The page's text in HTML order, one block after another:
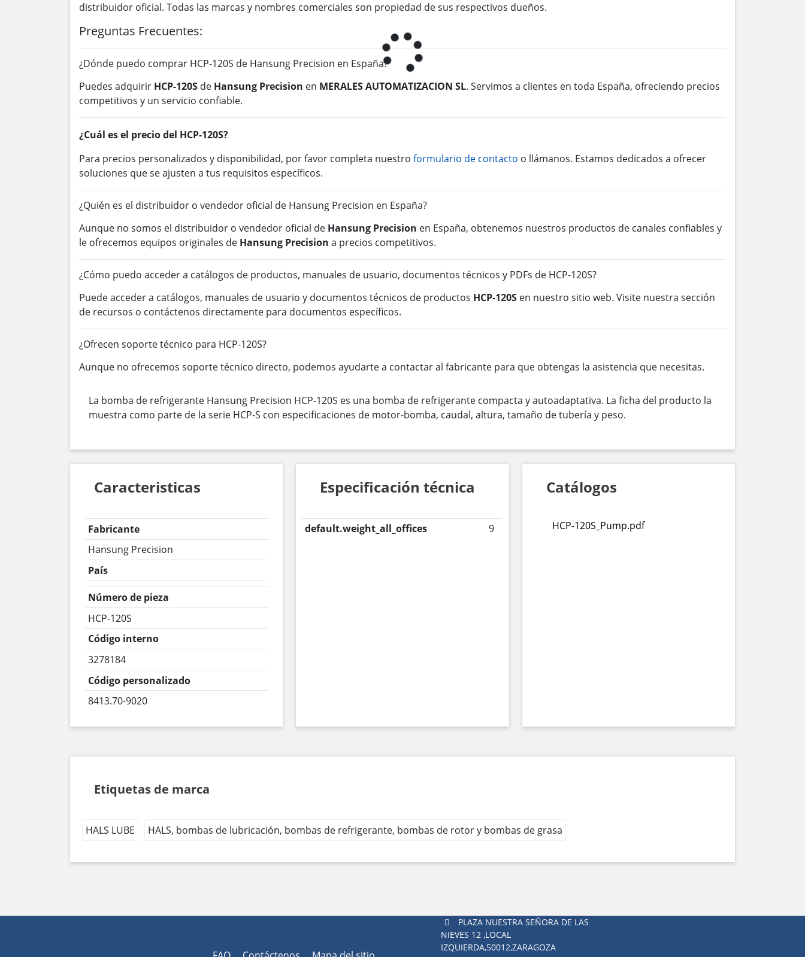
distribuidor oficial. Todas las marcas y nombres comerciales son propiedad de sus respectivos dueños.
Preguntas Frecuentes:
¿Dónde puedo comprar HCP-120S de Hansung Precision en España?
Puedes adquirir HCP-120S de Hansung Precision en MERALES AUTOMATIZACION SL. Servimos a clientes en toda España, ofreciendo precios
competitivos y un servicio confiable.
¿Cuál es el precio del HCP-120S?
Para precios personalizados y disponibilidad, por favor completa nuestro formulario de contacto o llámanos. Estamos dedicados a ofrecer
soluciones que se ajusten a tus requisitos específicos.
¿Quién es el distribuidor o vendedor oficial de Hansung Precision en España?
Aunque no somos el distribuidor o vendedor oficial de Hansung Precision en España, obtenemos nuestros productos de canales confiables y
le ofrecemos equipos originales de Hansung Precision a precios competitivos.
¿Cómo puedo acceder a catálogos de productos, manuales de usuario, documentos técnicos y PDFs de HCP-120S?
Puede acceder a catálogos, manuales de usuario y documentos técnicos de productos HCP-120S en nuestro sitio web. Visite nuestra sección
de recursos o contáctenos directamente para documentos específicos.
¿Ofrecen soporte técnico para HCP-120S?
Aunque no ofrecemos soporte técnico directo, podemos ayudarte a contactar al fabricante para que obtengas la asistencia que necesitas.
La bomba de refrigerante Hansung Precision HCP-120S es una bomba de refrigerante compacta y autoadaptativa. La ficha del producto la
muestra como parte de la serie HCP-S con especificaciones de motor-bomba, caudal, altura, tamaño de tubería y peso.
Caracteristicas
Fabricante
Hansung Precision
País
Número de pieza
HCP-120S
Código interno
3278184
Código personalizado
8413.70-9020
Especificación técnica
default.weight_all_offices 9
Catálogos
HCP-120S_Pump.pdf
Etiquetas de marca
HALS LUBE HALS, bombas de lubricación, bombas de refrigerante, bombas de rotor y bombas de grasa
PLAZA NUESTRA SEÑORA DE LAS
NIEVES 12 ,LOCAL
IZQUIERDA,50012,ZARAGOZA